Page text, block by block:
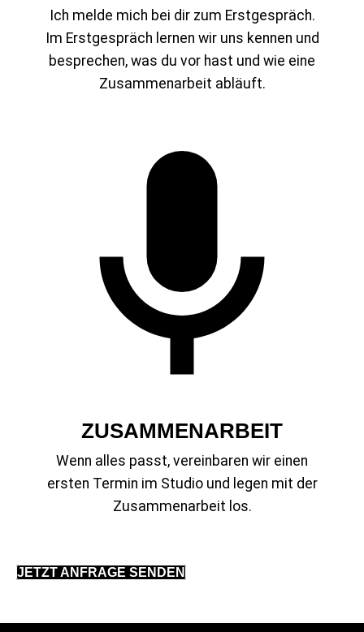
Ich melde mich bei dir zum Erstgespräch.
Im Erstgespräch lernen wir uns kennen und
besprechen, was du vor hast und wie eine
Zusammenarbeit abläuft.
ZUSAMMENARBEIT
Wenn alles passt, vereinbaren wir einen
ersten Termin im Studio und legen mit der
Zusammenarbeit los.
JETZT ANFRAGE SENDEN